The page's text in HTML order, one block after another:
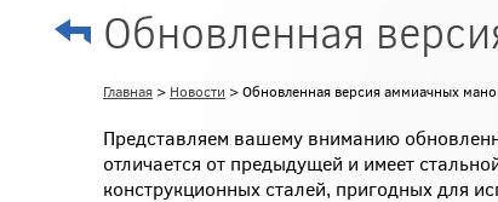
Обновленная
Главная > Новости > Обновленная версия аммиачных
Представляем вашему вниманию
отличается от предыдущей и имеет
конструкционных сталей, пригодных для